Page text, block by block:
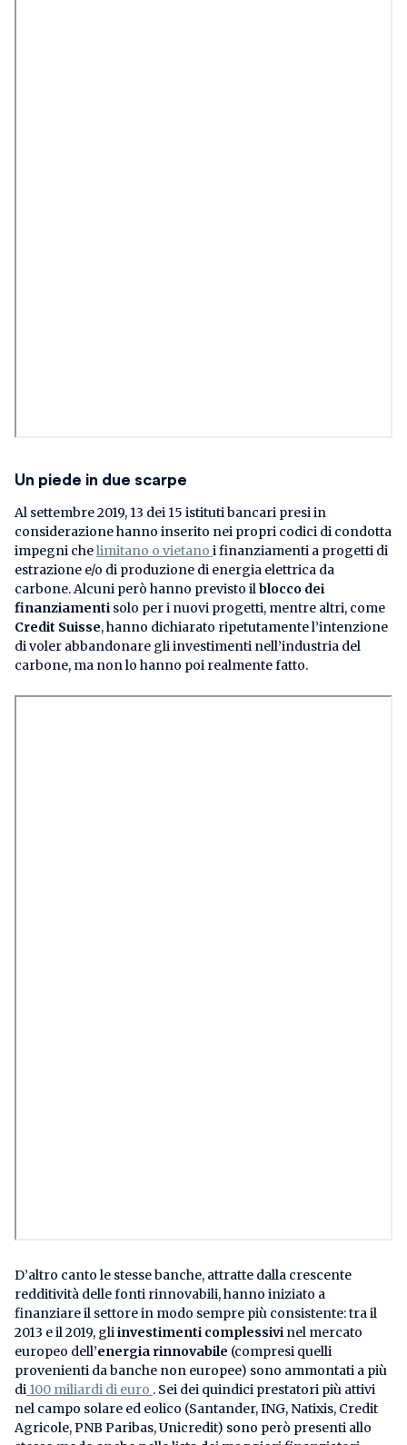
Un piede in due scarpe
Al settembre 2019, 13 dei 15 istituti bancari presi in
considerazione hanno inserito nei propri codici di condotta
impegni chelimitano o vietano i finanziamenti a progetti di
estrazione e/o di produzione di energia elettrica da
carbone. Alcuni però hanno previsto ilblocco dei
finanziamenti solo per i nuovi progetti, mentre altri, come
Credit Suisse, hanno dichiarato ripetutamente l’intenzione
di voler abbandonare gli investimenti nell’industria del
carbone, ma non lo hanno poi realmente fatto.
D’altro canto le stesse banche, attratte dalla crescente
redditività delle fonti rinnovabili, hanno iniziato a
finanziare il settore in modo sempre più consistente: tra il
2013 e il 2019, gliinvestimenti complessivi nel mercato
europeo dell’energia rinnovabile (compresi quelli
provenienti da banche non europee) sono ammontati a più
di 100 miliardi di euro . Sei dei quindici prestatori più attivi
nel campo solare ed eolico (Santander, ING, Natixis, Credit
Agricole, PNB Paribas, Unicredit) sono però presenti allo